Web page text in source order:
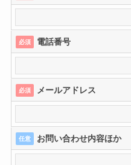
必須 電話番号
必須 メールアドレス
任意 お問い合わせ内容ほか